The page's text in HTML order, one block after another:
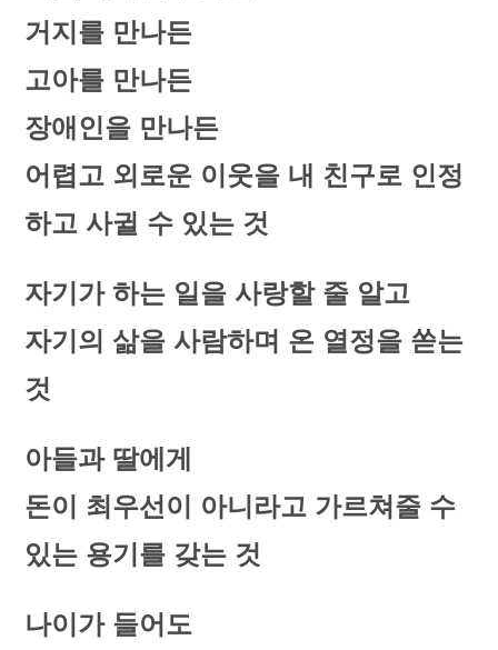
거지를 만나든
고아를 만나든
장애인을 만나든
어렵고 외로운 이웃을 내 친구로 인정
하고 사귈 수 있는 것
자기가 하는 일을 사랑할 줄 알고
자기의 삶을 사람하며 온 열정을 쏟는
것
아들과 딸에게
돈이 최우선이 아니라고 가르쳐줄 수
있는 용기를 갖는 것
나이가 들어도